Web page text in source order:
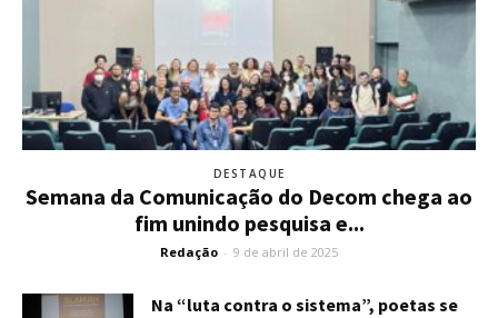
DESTAQUE
Semana da Comunicação do Decom chega ao
fim unindo pesquisa e...
Redação - 9 de abril de 2025
Na “luta contra o sistema”, poetas se